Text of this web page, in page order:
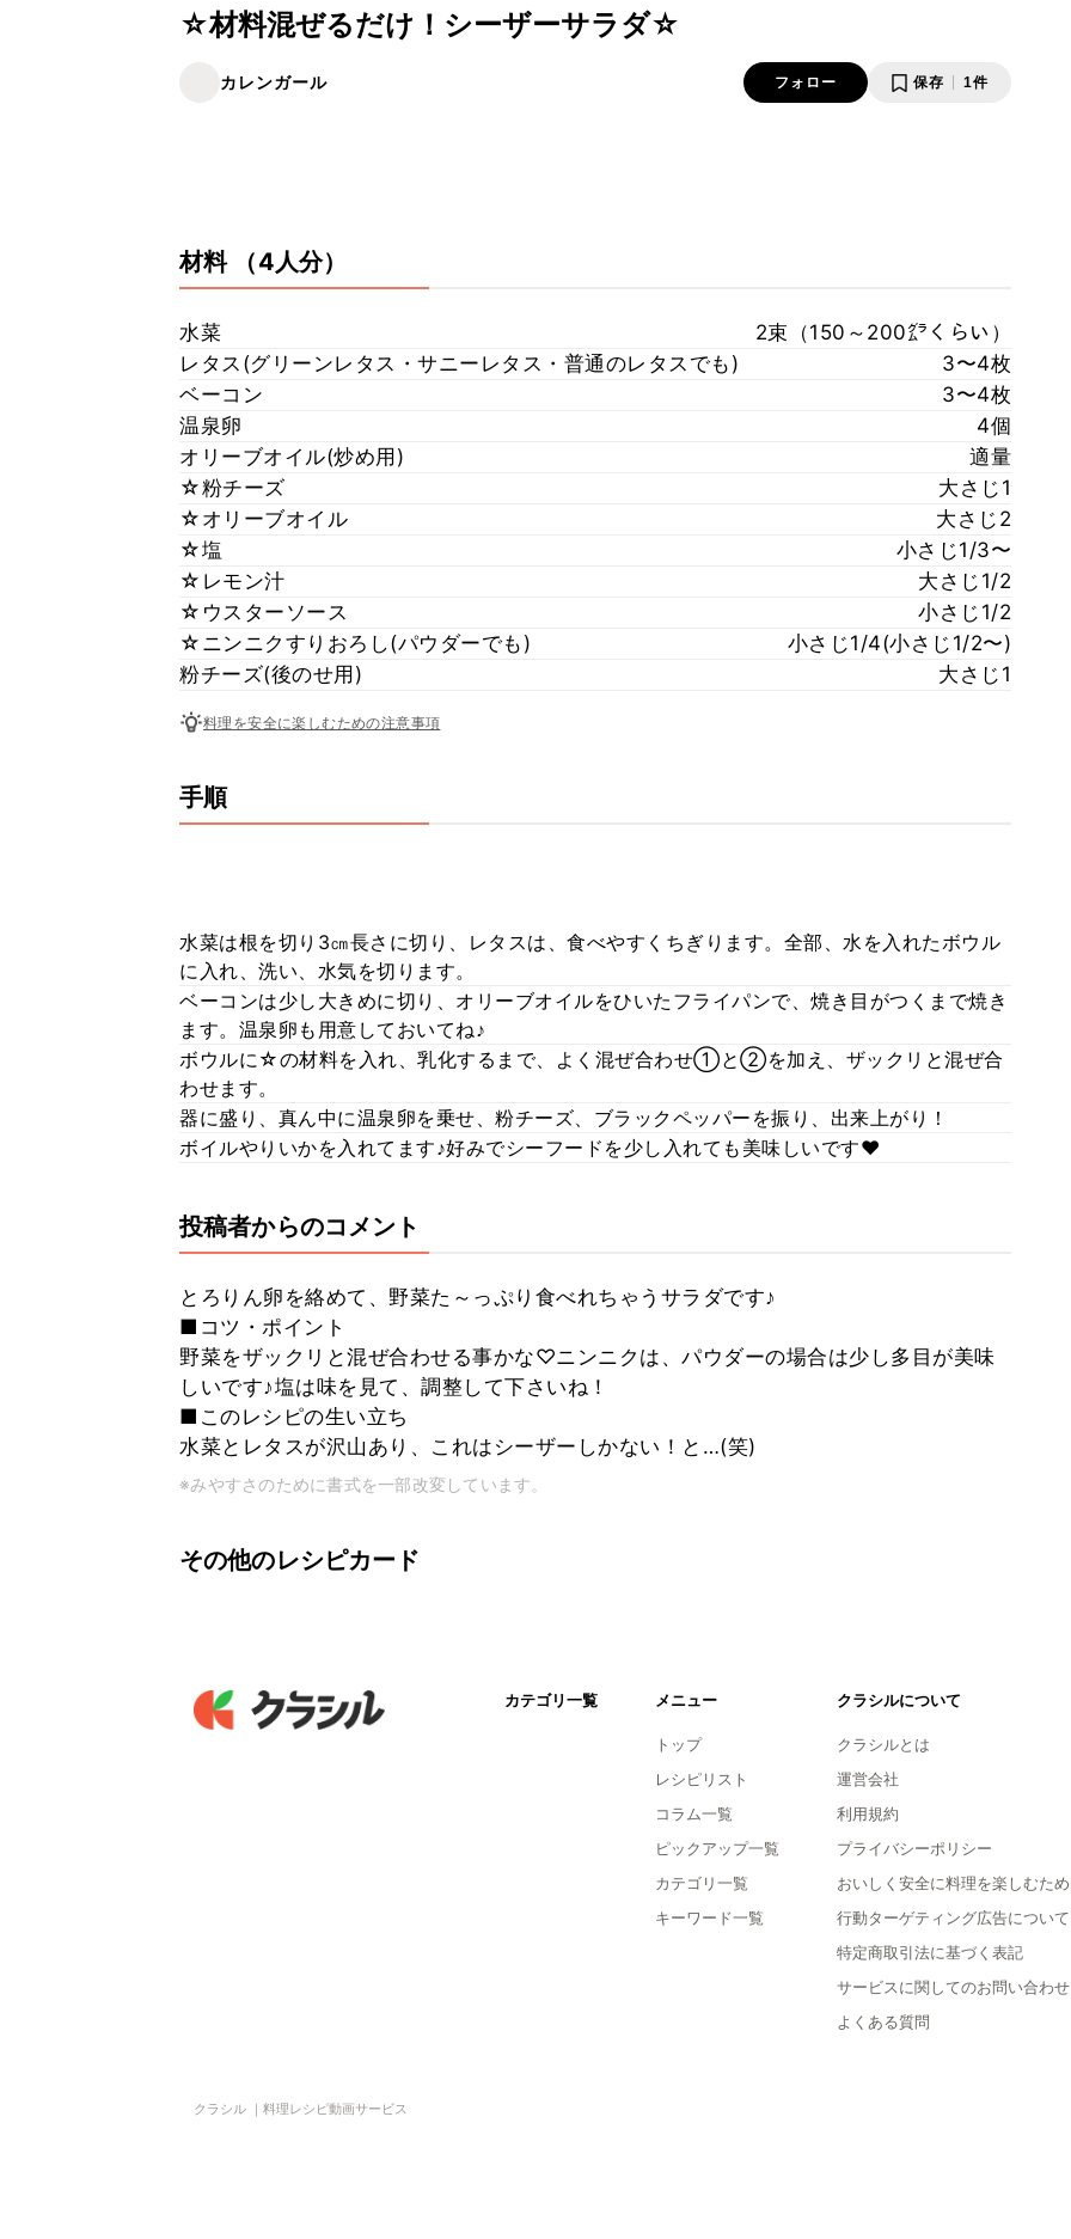
☆材料混ぜるだけ！シーザーサラダ☆
カレンガール フォロー 保存 1件
材料 （4人分）
水菜
2束（150～200㌘くらい）
レタス(グリーンレタス・サニーレタス・普通のレタスでも)
3〜4枚
ベーコン
3〜4枚
温泉卵
4個
オリーブオイル(炒め用)
適量
☆粉チーズ
大さじ1
☆オリーブオイル
大さじ2
☆塩
小さじ1/3〜
☆レモン汁
大さじ1/2
☆ウスターソース
小さじ1/2
☆ニンニクすりおろし(パウダーでも)
小さじ1/4(小さじ1/2〜)
粉チーズ(後のせ用)
大さじ1
料理を安全に楽しむための注意事項
手順
水菜は根を切り3㎝長さに切り、レタスは、食べやすくちぎります。全部、水を入れたボウル
に入れ、洗い、水気を切ります。
ベーコンは少し大きめに切り、オリーブオイルをひいたフライパンで、焼き目がつくまで焼き
ます。温泉卵も用意しておいてね♪
ボウルに☆の材料を入れ、乳化するまで、よく混ぜ合わせ①と②を加え、ザックリと混ぜ合
わせます。
器に盛り、真ん中に温泉卵を乗せ、粉チーズ、ブラックペッパーを振り、出来上がり！
ボイルやりいかを入れてます♪好みでシーフードを少し入れても美味しいです❤
投稿者からのコメント
とろりん卵を絡めて、野菜た～っぷり食べれちゃうサラダです♪
■コツ・ポイント
野菜をザックリと混ぜ合わせる事かな♡ニンニクは、パウダーの場合は少し多目が美味
しいです♪塩は味を見て、調整して下さいね！
■このレシピの生い立ち
水菜とレタスが沢山あり、これはシーザーしかない！と…(笑)
※みやすさのために書式を一部改変しています。
その他のレシピカード
カテゴリ一覧 メニュー
トップ
レシピリスト
コラム一覧
ピックアップ一覧
カテゴリ一覧
キーワード一覧
クラシルについて
クラシルとは
運営会社
利用規約
プライバシーポリシー
おいしく安全に料理を楽しむため
行動ターゲティング広告について
特定商取引法に基づく表記
サービスに関してのお問い合わせ
よくある質問
クラシル ｜料理レシピ動画サービス